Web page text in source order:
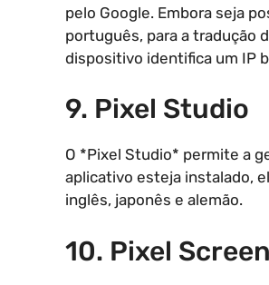
pelo Google. Embora seja
português, para a tradução
dispositivo identifica um IP
9. Pixel Studio
O *Pixel Studio* permite a
aplicativo esteja instalado,
inglês, japonês e alemão.
10. Pixel